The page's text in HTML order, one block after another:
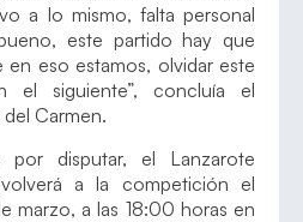
a lo mismo, falta personal
este partido hay que
en eso estamos, olvidar este
el siguiente”, concluía el
Carmen.
disputar, el Lanzarote
a la competición el
marzo, a las 18:00 horas en